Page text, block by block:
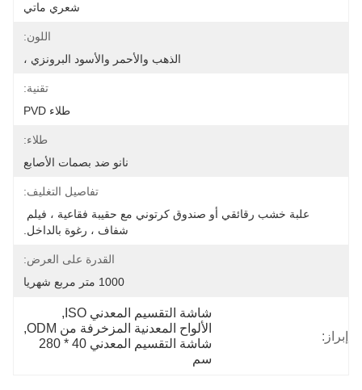
شعري ماتي
اللون:
الذهب والأحمر والأسود البرونزي ،
تقنية:
طلاء PVD
طلاء:
نانو ضد بصمات الأصابع
تفاصيل التغليف:
علبة خشب رقائقي أو صندوق كرتوني مع حقيبة فقاعية ، فيلم
شفاف ، رغوة بالداخل.
القدرة على العرض:
1000 متر مربع شهريا
إبراز:
شاشة التقسيم المعدني ISO
,
الألواح المعدنية المزخرفة من ODM
,
شاشة التقسيم المعدني 40 * 280
سم